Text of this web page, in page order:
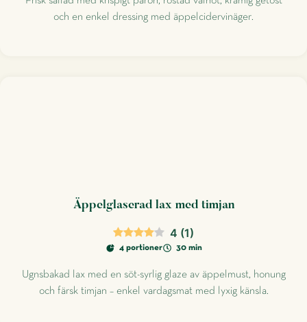
och en enkel dressing med äppelcidervinäger.
Äppelglaserad lax med timjan
4 (1)
4 portioner 30 min
Ugnsbakad lax med en söt-syrlig glaze av äppelmust, honung
och färsk timjan – enkel vardagsmat med lyxig känsla.